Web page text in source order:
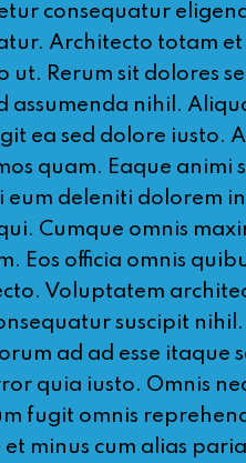
consequatur
Architecto totam
Rerum sit dolores
nihil.
ea sed dolore iusto.
quam. Eaque
deleniti dolorem
Cumque omnis
Eos officia omnis
Voluptatem
suscipit
ad ad esse itaque
quia iusto. Omnis
fugit omnis
minus cum alias